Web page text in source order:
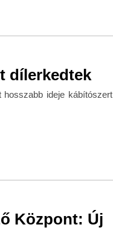
dílerkedtek
ideje kábítószert
Központ: Új